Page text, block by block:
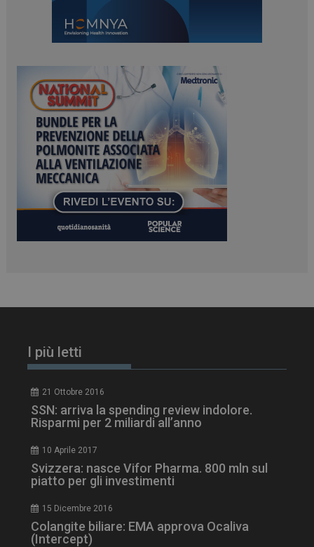
I più letti
21 Ottobre 2016
SSN: arriva la spending review indolore.
Risparmi per 2 miliardi all’anno
10 Aprile 2017
Svizzera: nasce Vifor Pharma. 800 mln sul
piatto per gli investimenti
15 Dicembre 2016
Colangite biliare: EMA approva Ocaliva
(Intercept)
ARRAffinitySameSite
Microsoft Corporation
.www.dailyhealthindustry.it
PHPSESSID
PHP.net
tracking-sites-
www.dailyhealthindustry.it